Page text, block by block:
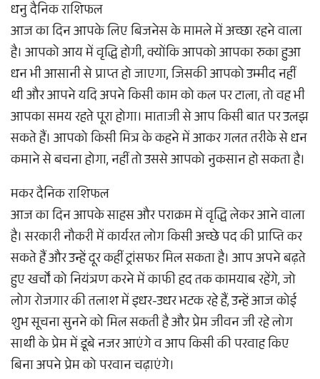
धनु दैनिक राशिफल
आज का दिन आपके लिए बिजनेस के मामले में अच्छा रहने वाला
है। आपको आय में वृद्धि होगी, क्योंकि आपको आपका रुका हुआ
धन भी आसानी से प्राप्त हो जाएगा, जिसकी आपको उम्मीद नहीं
थी और आपने यदि अपने किसी काम को कल पर टाला, तो वह भी
आपका समय रहते पूरा होगा। माताजी से आप किसी बात पर उलझ
सकते हैं। आपको किसी मित्र के कहने में आकर गलत तरीके से धन
कमाने से बचना होगा, नहीं तो उससे आपको नुकसान हो सकता है।
मकर दैनिक राशिफल
आज का दिन आपके साहस और पराक्रम में वृद्धि लेकर आने वाला
है। सरकारी नौकरी में कार्यरत लोग किसी अच्छे पद की प्राप्ति कर
सकते हैं और उन्हें दूर कहीं ट्रांसफर मिल सकता है। आप अपने बढ़ते
हुए खर्चों को नियंत्रण करने में काफी हद तक कामयाब रहेंगे, जो
लोग रोजगार की तलाश में इधर-उधर भटक रहे हैं, उन्हें आज कोई
शुभ सूचना सुनने को मिल सकती है और प्रेम जीवन जी रहे लोग
साथी के प्रेम में डूबे नजर आएंगे व आप किसी की परवाह किए
बिना अपने प्रेम को परवान चढ़ाएंगे।